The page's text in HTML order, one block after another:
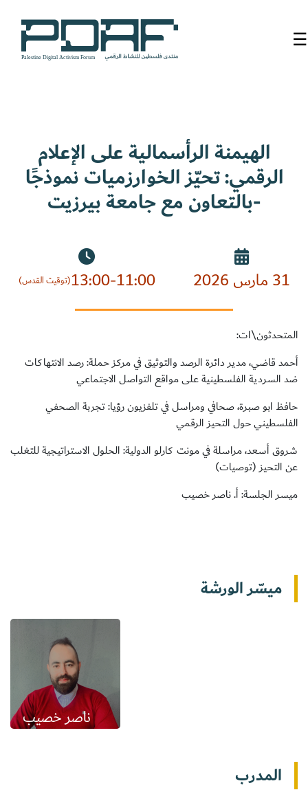
نحن
سنوات
سجل الآن
EN
☰
الهيمنة الرأسمالية على الإعلام
الرقمي: تحيّز الخوارزميات نموذجًا
-بالتعاون مع جامعة بيرزيت
31 مارس 2026 13:00-11:00(توقيت القدس)
المتحدثون\ات:
أحمد قاضي، مدير دائرة الرصد والتوثيق في مركز حملة: رصد الانتهاكات
ضد السردية الفلسطينية على مواقع التواصل الاجتماعي
حافظ ابو صبرة، صحافي ومراسل في تلفزيون رؤيا: تجربة الصحفي
الفلسطيني حول التحيز الرقمي
شروق أسعد، مراسلة في مونت كارلو الدولية: الحلول الاستراتيجية للتغلب
عن التحيز (توصيات)
ميسر الجلسة: أ. ناصر خصيب
ميسّر الورشة
ناصر خصيب
المدرب